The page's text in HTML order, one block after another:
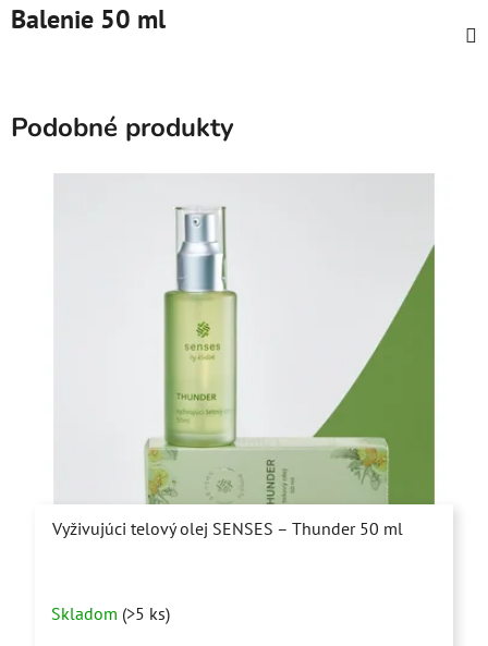
Balenie 50 ml
Podobné produkty
Vyživujúci telový olej SENSES – Thunder 50 ml
hodnotenie
Skladom (>5 ks)